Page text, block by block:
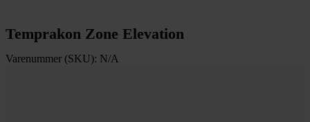
Temprakon Zone Elevation
Varenummer (SKU): N/A